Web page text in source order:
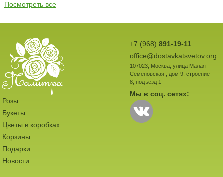
Посмотреть все
+7 (968) 891-19-11
office@dostavkatsvetov.org
107023, Москва, улица Малая
Семеновская , дом 9, строение
8, подъезд 1
Мы в соц. сетях:
Розы
Букеты
Цветы в коробках
Корзины
Подарки
Новости